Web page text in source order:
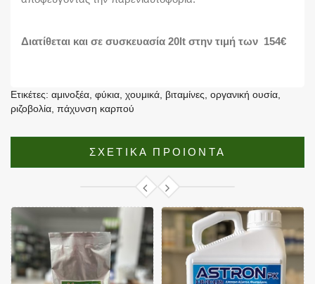
Διατίθεται και σε συσκευασία 20lt στην τιμή των 154€
Ετικέτες: αμινοξέα φύκια χουμικά βιταμίνες οργανική ουσία
ριζοβολία πάχυνση καρπού
ΣΧΕΤΙΚΑ ΠΡΟΙΟΝΤΑ